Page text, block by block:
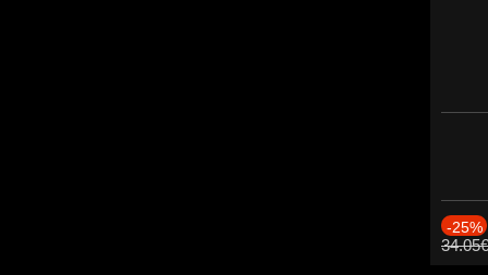
-25%
34.05€